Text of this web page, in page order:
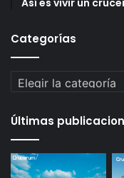
Así es vivir un
Categorías
Categorías
Últimas